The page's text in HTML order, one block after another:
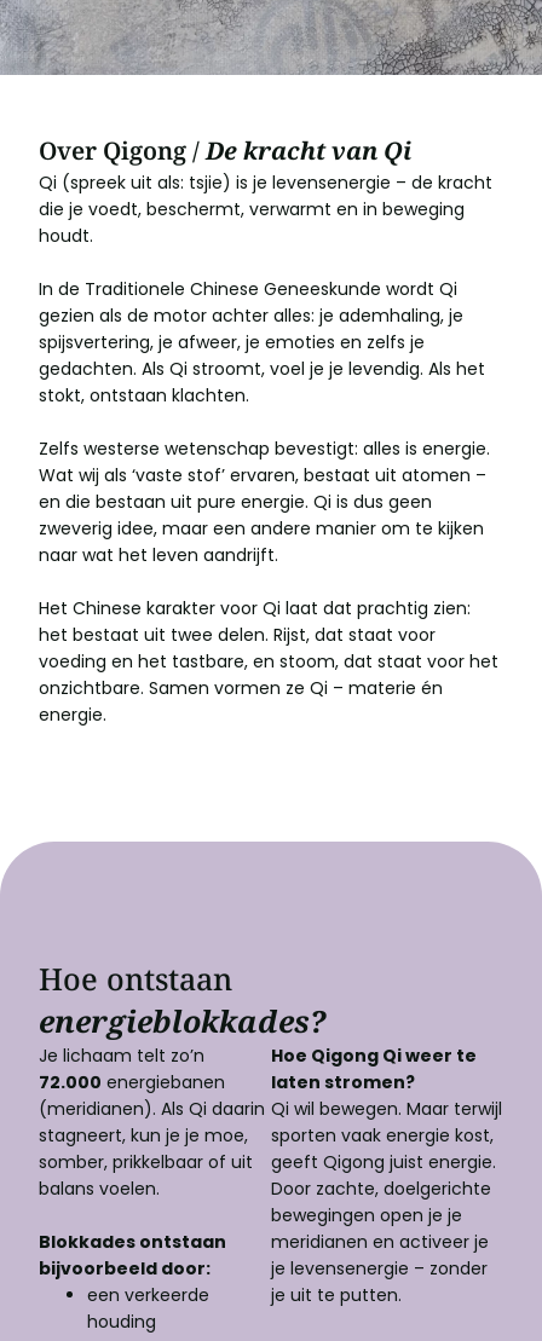
Over Qigong /De kracht van Qi
Qi (spreek uit als: tsjie) is je levensenergie – de kracht
die je voedt, beschermt, verwarmt en in beweging
houdt.
In de Traditionele Chinese Geneeskunde wordt Qi
gezien als de motor achter alles: je ademhaling, je
spijsvertering, je afweer, je emoties en zelfs je
gedachten. Als Qi stroomt, voel je je levendig. Als het
stokt, ontstaan klachten.
Zelfs westerse wetenschap bevestigt: alles is energie.
Wat wij als ‘vaste stof’ ervaren, bestaat uit atomen –
en die bestaan uit pure energie. Qi is dus geen
zweverig idee, maar een andere manier om te kijken
naar wat het leven aandrijft.
Het Chinese karakter voor Qi laat dat prachtig zien:
het bestaat uit twee delen. Rijst, dat staat voor
voeding en het tastbare, en stoom, dat staat voor het
onzichtbare. Samen vormen ze Qi – materie én
energie.
Hoe ontstaan
energieblokkades?
Je lichaam telt zo’n
72.000 energiebanen
(meridianen). Als Qi daarin
stagneert, kun je je moe,
somber, prikkelbaar of uit
balans voelen.
Blokkades ontstaan
bijvoorbeeld door:
een verkeerde
houding
Hoe Qigong Qi weer te
laten stromen?
Qi wil bewegen. Maar terwijl
sporten vaak energie kost,
geeft Qigong juist energie.
Door zachte, doelgerichte
bewegingen open je je
meridianen en activeer je
je levensenergie – zonder
je uit te putten.